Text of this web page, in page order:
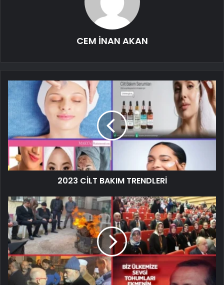
CEM İNAN AKAN
2023 CİLT BAKIM TRENDLERİ